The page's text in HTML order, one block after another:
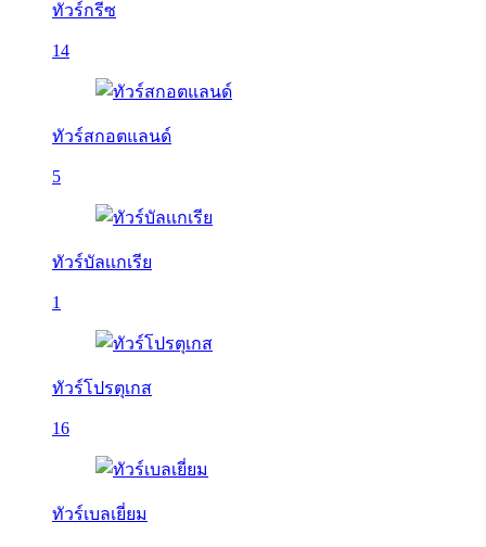
ทัวร์กรีซ
14
ทัวร์สกอตแลนด์
5
ทัวร์บัลเเกเรีย
1
ทัวร์โปรตุเกส
16
ทัวร์เบลเยี่ยม